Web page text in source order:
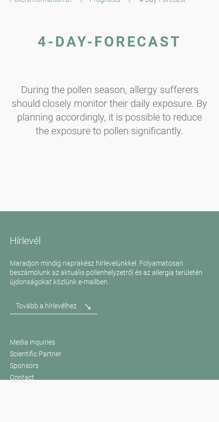
4-DAY-FORECAST
During the pollen season, allergy sufferers
should closely monitor their daily exposure. By
planning accordingly, it is possible to reduce
the exposure to pollen significantly.
Hírlevél
Maradjon mindig naprakész hírlevelünkkel. Folyamatosan
beszámolunk az aktuális pollenhelyzetről és az allergia területén
újdonságokat közlünk e-mailben.
Tovább a hírlevélhez
Media inquiries
Scientific Partner
Sponsors
Contact